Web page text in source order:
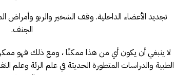
تجديد الأعضاء الداخلية. وقف الشخير والربو وأمراض
الجنف.
لا ينبغي أن يكون أي من هذا ممكنًا ، ومع ذلك فهو
الطبية والدراسات المتطورة الحديثة في علم الرئة وعلم